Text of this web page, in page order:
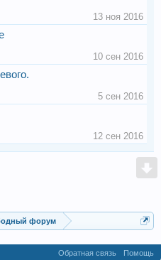
13 ноя 2016
10 сен 2016
5 сен 2016
12 сен 2016
форум
Обратная связь Помощь